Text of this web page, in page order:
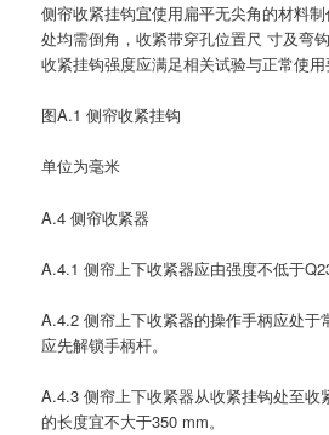
侧帘收紧挂钩宜使用扁平无尖角的材料
处均需倒角，收紧带穿孔位置尺 寸及弯
收紧挂钩强度应满足相关试验与正常使用
图A.1 侧帘收紧挂钩
单位为毫米
A.4 侧帘收紧器
A.4.1 侧帘上下收紧器应由强度不低于
A.4.2 侧帘上下收紧器的操作手柄应处于
应先解锁手柄杆。
A.4.3 侧帘上下收紧器从收紧挂钩处至收
的长度宜不大于350 mm。